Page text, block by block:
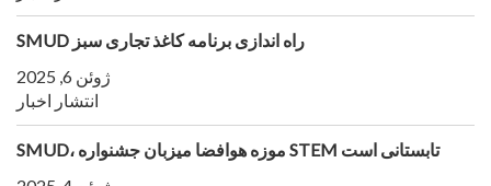
SMUD راه اندازی برنامه کاغذ تجاری سبز
ژوئن 6, 2025
انتشار اخبار
SMUD، موزه هوافضا میزبان جشنواره STEM تابستانی است